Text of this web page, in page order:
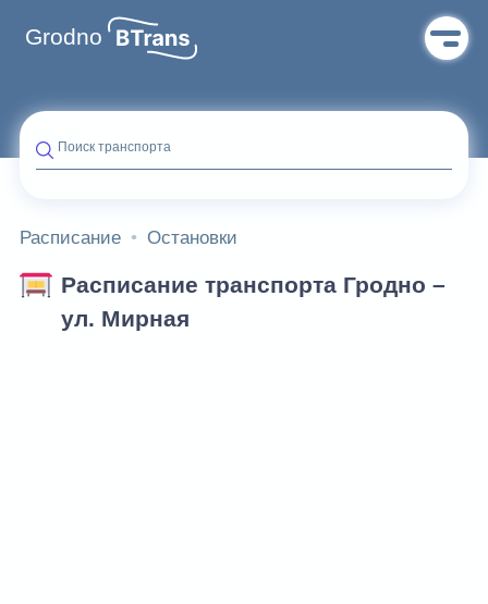
Grodno
Поиск транспорта
Расписание Остановки
Расписание транспорта Гродно –
ул. Мирная